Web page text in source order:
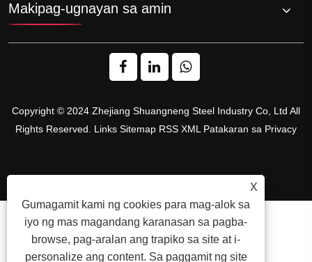
Makipag-ugnayan sa amin
Copyright © 2024 Zhejiang Shuangneng Steel Industry Co, Ltd All
Rights Reserved. Links Sitemap RSS XML Patakaran sa Privacy
X
Gumagamit kami ng cookies para mag-alok sa
iyo ng mas magandang karanasan sa pagba-
browse, pag-aralan ang trapiko sa site at i-
personalize ang content. Sa paggamit ng site